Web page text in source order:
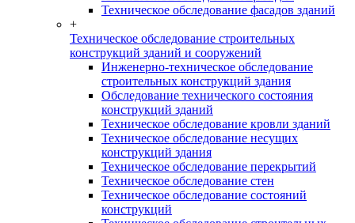
Техническое обследование фасадов зданий
+
Техническое обследование строительных
конструкций зданий и сооружений
Инженерно-техническое обследование
строительных конструкций здания
Обследование технического состояния
конструкций зданий
Техническое обследование кровли зданий
Техническое обследование несущих
конструкций здания
Техническое обследование перекрытий
Техническое обследование стен
Техническое обследование состояний
конструкций